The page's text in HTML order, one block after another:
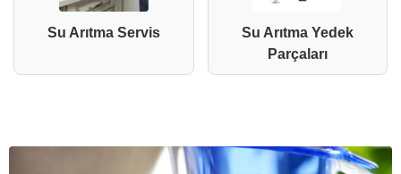
Su Arıtma Servis
Su Arıtma Yedek
Parçaları